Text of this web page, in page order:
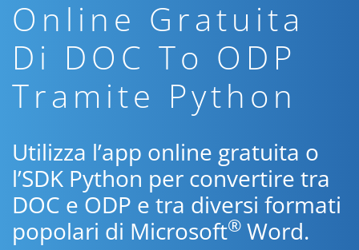
Online Gratuita
Di DOC To ODP
Tramite Python
Utilizza l’app online gratuita o
l’SDK Python per convertire tra
DOC e ODP e tra diversi formati
popolari di Microsoft® Word.